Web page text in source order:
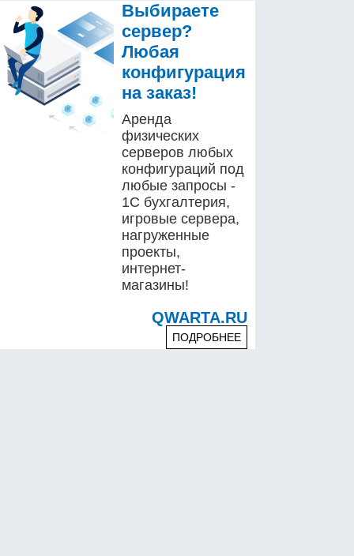
Выбираете
сервер?
Любая
конфигурация
на заказ!
Аренда
физических
серверов любых
конфигураций под
любые запросы -
1С бухгалтерия,
игровые сервера,
нагруженные
проекты,
интернет-
магазины!
QWARTA.RU
ПОДРОБНЕЕ